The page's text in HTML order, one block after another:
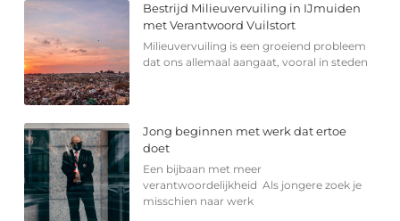
Bestrijd Milieuvervuiling in IJmuiden
met Verantwoord Vuilstort
Milieuvervuiling is een groeiend probleem
dat ons allemaal aangaat, vooral in steden
Jong beginnen met werk dat ertoe
doet
Een bijbaan met meer
verantwoordelijkheid Als jongere zoek je
misschien naar werk